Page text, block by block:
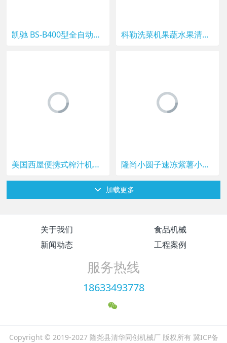
凯驰 BS-B400型全自动热收缩机 热收缩膜包装机 餐具热收缩膜机 科勒洗菜机果蔬水果清洗机家用智能消毒解毒机全自动食材净化机器
美国西屋便携式榨汁机小型果汁杯家用电动榨汁机随身带充电果汁杯 隆尚小圆子速冻紫薯小芋圆无馅迷你芋圆800g粗吸管可吸甜品奶茶用
加载更多
关于我们
食品机械
新闻动态
工程案例
服务热线
18633493778
Copyright © 2019-2027 隆尧县清华同创机械厂 版权所有 冀ICP备